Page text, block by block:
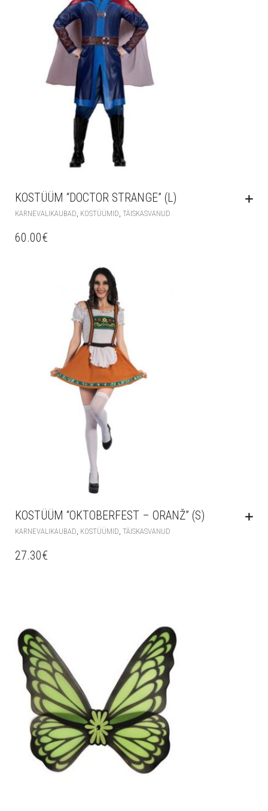
KOSTÜÜM “DOCTOR STRANGE” (L)
KARNEVALIKAUBAD, KOSTÜÜMID, TÄISKASVANUD
60.00€
KOSTÜÜM “OKTOBERFEST – ORANŽ” (S)
KARNEVALIKAUBAD, KOSTÜÜMID, TÄISKASVANUD
27.30€